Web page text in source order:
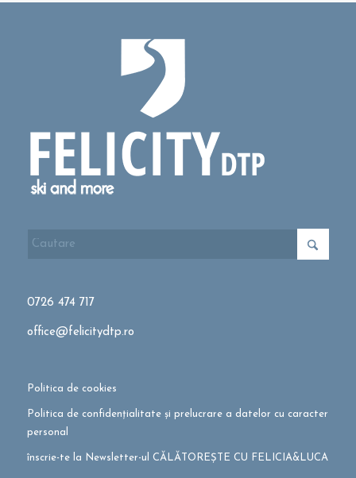
0726 474 717
office@felicitydtp.ro
Politica de cookies
Politica de confidențialitate și prelucrare a datelor cu caracter
personal
înscrie-te la Newsletter-ul CĂLĂTOREȘTE CU FELICIA&LUCA